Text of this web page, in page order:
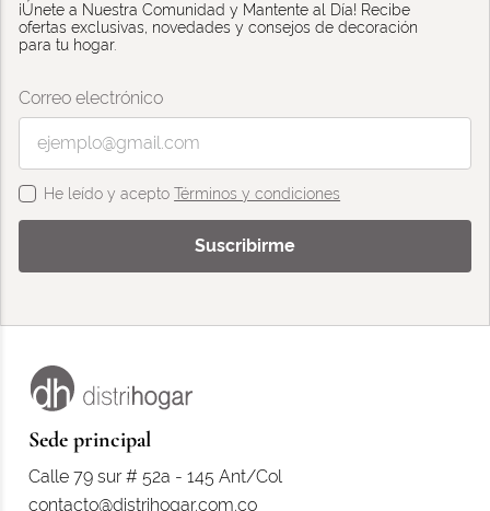
¡Únete a Nuestra Comunidad y Mantente al Día! Recibe
ofertas exclusivas, novedades y consejos de decoración
para tu hogar.
Correo electrónico
He leído y aceptoTérminos y condiciones
Suscribirme
Sede principal
Calle 79 sur # 52a - 145 Ant/Col
contacto@distrihogar.com.co